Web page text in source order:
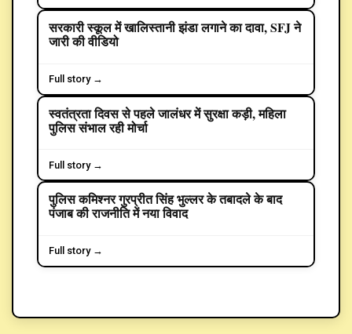
CRIME
सरकारी स्कूल में खालिस्तानी झंडा लगाने का दावा, SFJ ने
जारी की वीडियो
Full story →
POLITICS
स्वतंत्रता दिवस से पहले जालंधर में सुरक्षा कड़ी, महिला
पुलिस संभाल रही मोर्चा
Full story →
POLITICS
पुलिस कमिश्नर गुरप्रीत सिंह भुल्लर के तबादले के बाद
पंजाब की राजनीति में नया विवाद
Full story →